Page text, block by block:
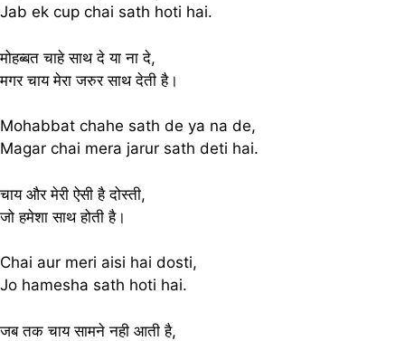
Jab ek cup chai sath hoti hai.
मोहब्बत चाहे साथ दे या ना दे,
मगर चाय मेरा जरुर साथ देती है।
Mohabbat chahe sath de ya na de,
Magar chai mera jarur sath deti hai.
चाय और मेरी ऐसी है दोस्ती,
जो हमेशा साथ होती है।
Chai aur meri aisi hai dosti,
Jo hamesha sath hoti hai.
जब तक चाय सामने नही आती है,